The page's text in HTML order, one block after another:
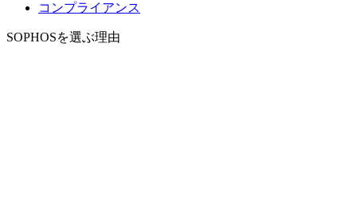
コンプライアンス
SOPHOSを選ぶ理由